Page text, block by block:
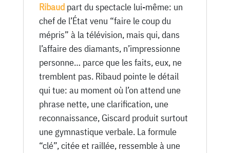
Ribaudpart du spectacle lui-même: un
chef de l’État venu “faire le coup du
mépris” à la télévision, mais qui, dans
l’affaire des diamants, n’impressionne
personne… parce que les faits, eux, ne
tremblent pas. Ribaud pointe le détail
qui tue: au moment où l’on attend une
phrase nette, une clarification, une
reconnaissance, Giscard produit surtout
une gymnastique verbale. La formule
“clé”, citée et raillée, ressemble à une